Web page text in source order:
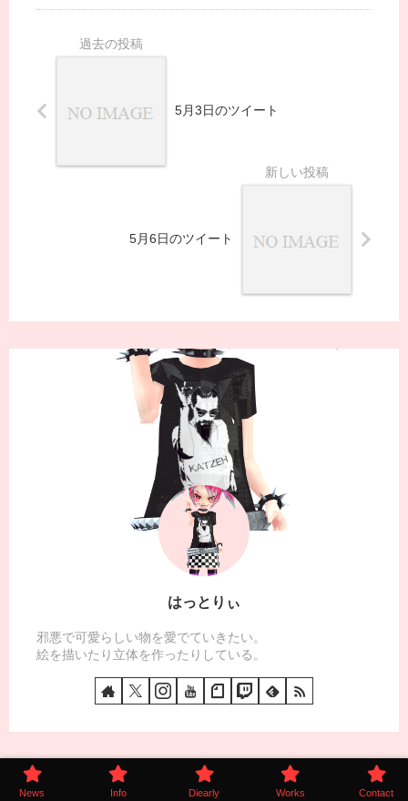
5月3日のツイート
5月6日のツイート
はっとりぃ
邪悪で可愛らしい物を愛でていきたい。
絵を描いたり立体を作ったりしている。
© 2005 GenocideKitten.
News Info Diearly Works Contact